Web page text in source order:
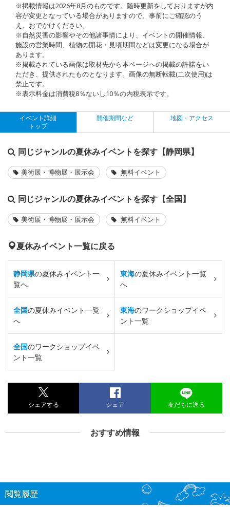
※掲載情報は2026年8月のものです。随時更新をしておりますが内
容が変更となっている場合がありますので、事前にご確認のう
え、おでかけください。
※自然災害の影響やその他諸事情により、イベントの開催情報、
施設の営業時間、植物の開花・見頃期間などは変更になる場合が
あります。
※掲載されている画像は取材先から本ページへの掲載の許諾をい
ただき、提供されたものとなります。画像の無断転載(二次使用)は
禁止です。
※表示料金は消費税8％ないし10％の内税表示です。
イベント詳細
トップ
開催期間など 地図・アクセス
同じジャンルの夏休みイベントを探す【静岡県】
美術展・博物展・展示会 無料イベント
同じジャンルの夏休みイベントを探す【全国】
美術展・博物展・展示会 無料イベント
夏休みイベント一覧に戻る
静岡県の夏休みイベント一
覧へ
東海の夏休みイベント一覧
へ
全国の夏休みイベント一覧
へ
東海のワークショップイベ
ント一覧
全国のワークショップイベ
ント一覧
シェアする シェア 友だちに送る
おすすめ情報
閲覧履歴